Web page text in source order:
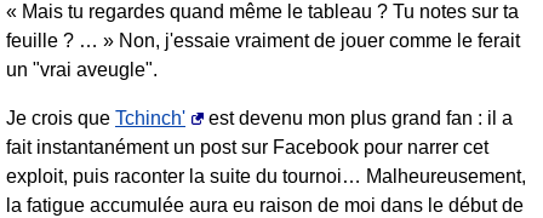
« Mais tu regardes quand même le tableau ? Tu notes sur ta
feuille ? … » Non, j'essaie vraiment de jouer comme le ferait
un "vrai aveugle".
Je crois que Tchinch'
est devenu mon plus grand fan : il a
fait instantanément un post sur Facebook pour narrer cet
exploit, puis raconter la suite du tournoi… Malheureusement,
la fatigue accumulée aura eu raison de moi dans le début de